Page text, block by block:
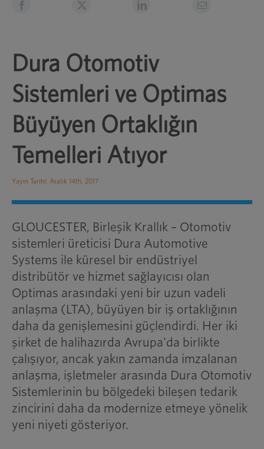
Dura Otomotiv
Sistemleri ve Optimas
Büyüyen Ortaklığın
Temelleri Atıyor
Yayın Tarihi: Aralık 14th, 2017
GLOUCESTER, Birleşik Krallık – Otomotiv
sistemleri üreticisi Dura Automotive
Systems ile küresel bir endüstriyel
distribütör ve hizmet sağlayıcısı olan
Optimas arasındaki yeni bir uzun vadeli
anlaşma (LTA), büyüyen bir iş ortaklığının
daha da genişlemesini güçlendirdi. Her iki
şirket de halihazırda Avrupa'da birlikte
çalışıyor, ancak yakın zamanda imzalanan
anlaşma, işletmeler arasında Dura Otomotiv
Sistemlerinin bu bölgedeki bileşen tedarik
zincirini daha da modernize etmeye yönelik
yeni niyeti gösteriyor.